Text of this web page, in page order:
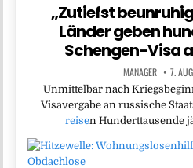
„Zutiefst
Länder geben
Schengen-Visa
MANAGER 7.
Unmittelbar nach
Visavergabe an russische
reisen Hunderttausende